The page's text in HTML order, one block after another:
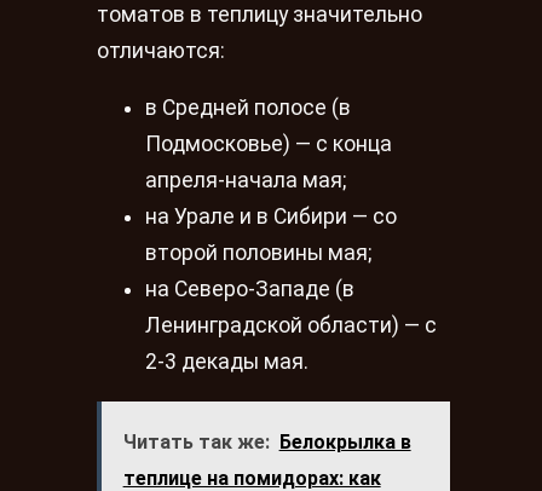
томатов в теплицу значительно
отличаются:
в Средней полосе (в
Подмосковье) — с конца
апреля-начала мая;
на Урале и в Сибири — со
второй половины мая;
на Северо-Западе (в
Ленинградской области) — с
2-3 декады мая.
Читать так же: Белокрылка в
теплице на помидорах: как